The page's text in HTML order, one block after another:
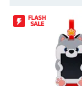
FLASH
SALE